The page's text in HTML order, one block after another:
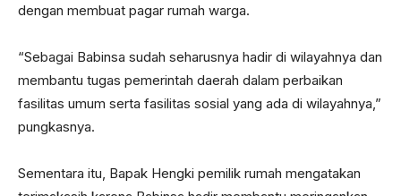
dengan membuat pagar rumah warga.
“Sebagai Babinsa sudah seharusnya hadir di wilayahnya dan
membantu tugas pemerintah daerah dalam perbaikan
fasilitas umum serta fasilitas sosial yang ada di wilayahnya,”
pungkasnya.
Sementara itu, Bapak Hengki pemilik rumah mengatakan